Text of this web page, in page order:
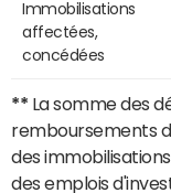
Immobilisations
affectées,
concédées
** La somme des
remboursements
des
des emplois